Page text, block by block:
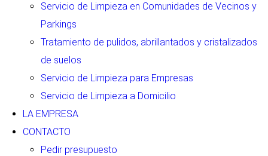
Servicio de Limpieza en Comunidades de Vecinos y
Parkings
Tratamiento de pulidos, abrillantados y cristalizados
de suelos
Servicio de Limpieza para Empresas
Servicio de Limpieza a Domicilio
LA EMPRESA
CONTACTO
Pedir presupuesto